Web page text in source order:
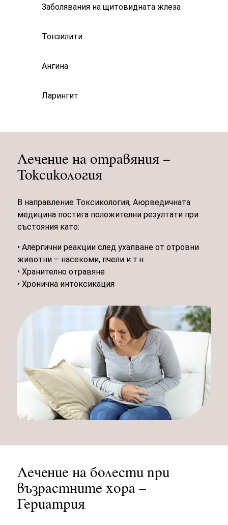
Заболявания на щитовидната жлеза
Тонзилити
Ангина
Ларингит
Лечение на отравяния –
Токсикология
В направление Токсикология, Аюрведичната
медицина постига положителни резултати при
състояния като:
• Алергични реакции след ухапване от отровни
животни – насекоми, пчели и т.н.
• Хранително отравяне
• Хронична интоксикация
Лечение на болести при
възрастните хора –
Гериатрия